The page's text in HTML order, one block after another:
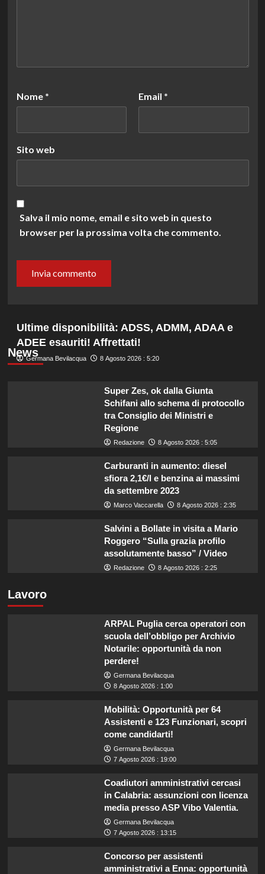
Nome * Email *
Sito web
Salva il mio nome, email e sito web in questo
browser per la prossima volta che commento.
News
Ultime disponibilità: ADSS, ADMM, ADAA e
ADEE esauriti! Affrettati!
Germana Bevilacqua 8 Agosto 2026 : 5:20
Super Zes, ok dalla Giunta
Schifani allo schema di protocollo
tra Consiglio dei Ministri e
Regione
Redazione 8 Agosto 2026 : 5:05
Carburanti in aumento: diesel
sfiora 2,1€/l e benzina ai massimi
da settembre 2023
Marco Vaccarella 8 Agosto 2026 : 2:35
Salvini a Bollate in visita a Mario
Roggero “Sulla grazia profilo
assolutamente basso” / Video
Redazione 8 Agosto 2026 : 2:25
Lavoro
ARPAL Puglia cerca operatori con
scuola dell’obbligo per Archivio
Notarile: opportunità da non
perdere!
Germana Bevilacqua
8 Agosto 2026 : 1:00
Mobilità: Opportunità per 64
Assistenti e 123 Funzionari, scopri
come candidarti!
Germana Bevilacqua
7 Agosto 2026 : 19:00
Coadiutori amministrativi cercasi
in Calabria: assunzioni con licenza
media presso ASP Vibo Valentia.
Germana Bevilacqua
7 Agosto 2026 : 13:15
Concorso per assistenti
amministrativi a Enna: opportunità